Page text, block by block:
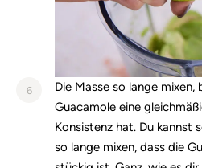
6
Die Masse so lange mixen,
Guacamole eine
Konsistenz hat. Du kannst
so lange mixen, dass die